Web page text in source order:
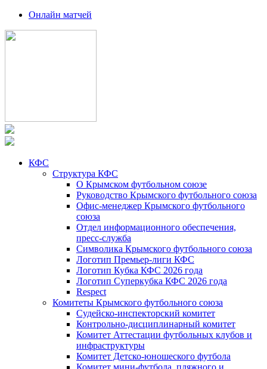
Онлайн матчей
КФС
Структура КФС
О Крымском футбольном союзе
Руководство Крымского футбольного союза
Офис-менеджер Крымского футбольного
союза
Отдел информационного обеспечения,
пресс-служба
Символика Крымского футбольного союза
Логотип Премьер-лиги КФС
Логотип Кубка КФС 2026 года
Логотип Суперкубка КФС 2026 года
Respect
Комитеты Крымского футбольного союза
Судейско-инспекторский комитет
Контрольно-дисциплинарный комитет
Комитет Аттестации футбольных клубов и
инфраструктуры
Комитет Детско-юношеского футбола
Комитет мини-футбола, пляжного и